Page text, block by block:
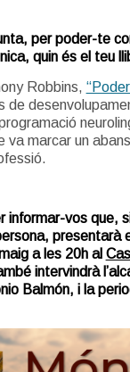
per poder-te
quin és el teu
Robbins,
de
va marcar un
informar-vos que,
presentarà
a les 20h al
intervindrà
Balmón, i la